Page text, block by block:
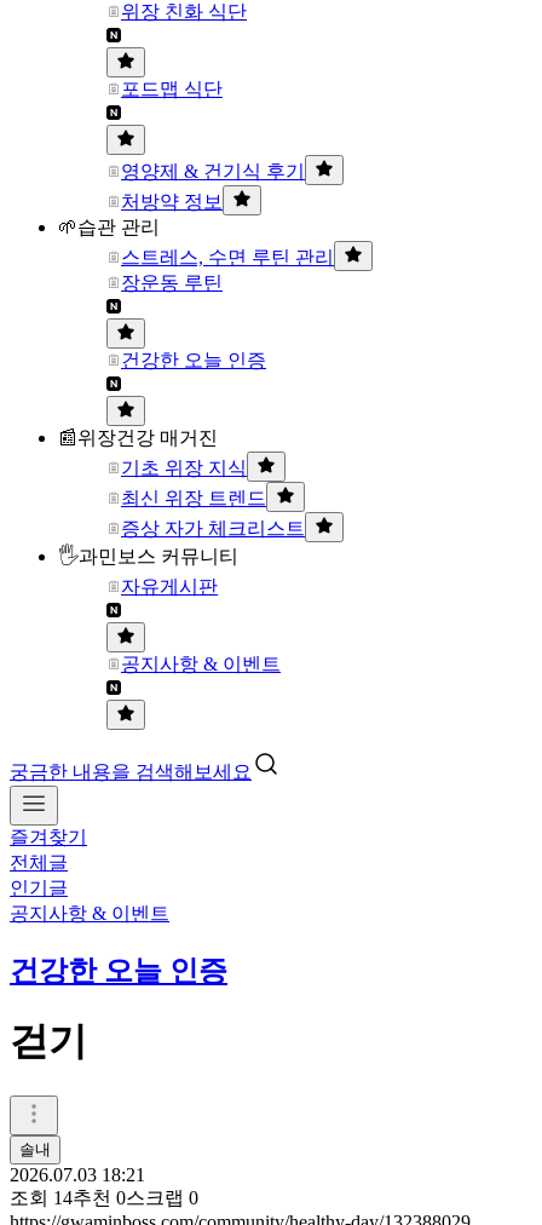
위장 친화 식단
포드맵 식단
영양제 & 건기식 후기
처방약 정보
🌱습관 관리
스트레스, 수면 루틴 관리
장운동 루틴
건강한 오늘 인증
📰위장건강 매거진
기초 위장 지식
최신 위장 트렌드
증상 자가 체크리스트
🖐과민보스 커뮤니티
자유게시판
공지사항 & 이벤트
궁금한 내용을 검색해보세요
즐겨찾기
전체글
인기글
공지사항 & 이벤트
건강한 오늘 인증
걷기
솔내
2026.07.03 18:21
조회 14추천 0스크랩 0